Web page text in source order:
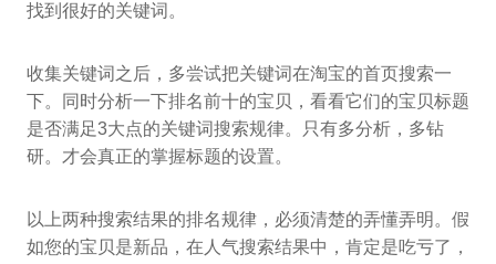
找到很好的关键词。
收集关键词之后，多尝试把关键词在淘宝的首页搜索一
下。同时分析一下排名前十的宝贝，看看它们的宝贝标题
是否满足3大点的关键词搜索规律。只有多分析，多钻
研。才会真正的掌握标题的设置。
以上两种搜索结果的排名规律，必须清楚的弄懂弄明。假
如您的宝贝是新品，在人气搜索结果中，肯定是吃亏了，